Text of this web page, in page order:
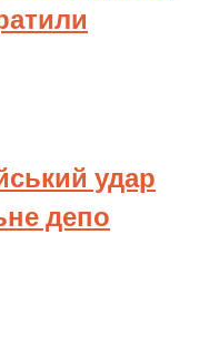
удар
депо